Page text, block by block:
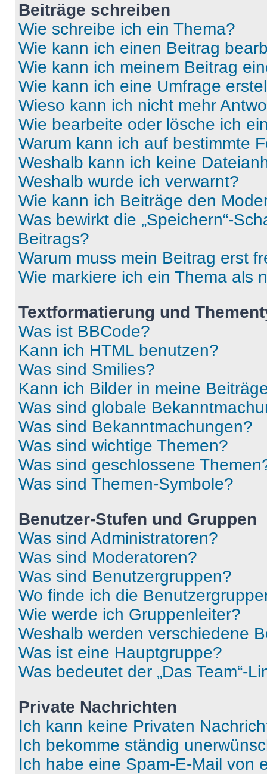
Beiträge schreiben
Wie schreibe ich ein Thema?
Wie kann ich einen Beitrag
Wie kann ich meinem Beitrag
Wie kann ich eine Umfrage
Wieso kann ich nicht mehr
Wie bearbeite oder lösche ich
Warum kann ich auf bestimmte
Weshalb kann ich keine
Weshalb wurde ich verwarnt?
Wie kann ich Beiträge den
Was bewirkt die „Speichern“-
Beitrags?
Warum muss mein Beitrag erst
Wie markiere ich ein Thema als
Textformatierung und
Was ist BBCode?
Kann ich HTML benutzen?
Was sind Smilies?
Kann ich Bilder in meine
Was sind globale
Was sind Bekanntmachungen?
Was sind wichtige Themen?
Was sind geschlossene
Was sind Themen-Symbole?
Benutzer-Stufen und Gruppen
Was sind Administratoren?
Was sind Moderatoren?
Was sind Benutzergruppen?
Wo finde ich die
Wie werde ich Gruppenleiter?
Weshalb werden verschiedene
Was ist eine Hauptgruppe?
Was bedeutet der „Das Team“-
Private Nachrichten
Ich kann keine Privaten
Ich bekomme ständig
Ich habe eine Spam-E-Mail von